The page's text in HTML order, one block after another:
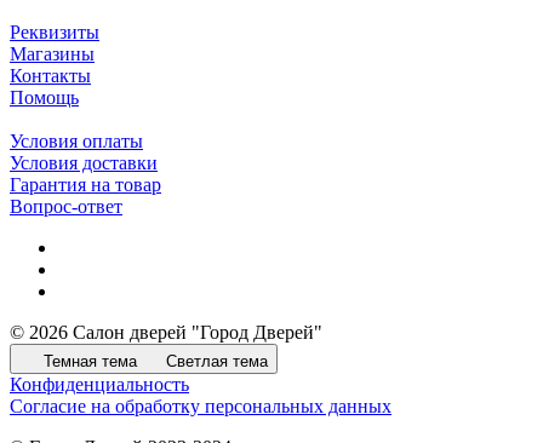
Реквизиты
Магазины
Контакты
Помощь
Условия оплаты
Условия доставки
Гарантия на товар
Вопрос-ответ
© 2026 Салон дверей "Город Дверей"
Темная тема Светлая тема
Конфиденциальность
Согласие на обработку персональных данных